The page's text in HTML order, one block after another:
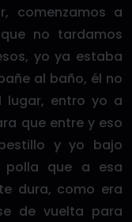
comenzamos a
no tardamos
yo ya estaba
al baño, él no
lugar, entro yo a
que entre y eso
y yo bajo
polla que a esa
dura, como era
de vuelta para